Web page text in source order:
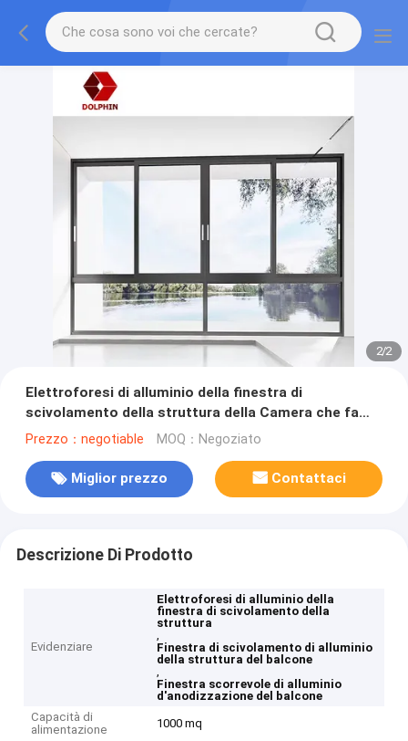
2/2
Elettroforesi di alluminio della finestra di
scivolamento della struttura della Camera che fa
scorrere la finestra del balcone
Prezzo：negotiable MOQ：Negoziato
Miglior prezzo Contattaci
Descrizione Di Prodotto
Evidenziare
Elettroforesi di alluminio della
finestra di scivolamento della
struttura
,
Finestra di scivolamento di alluminio
della struttura del balcone
,
Finestra scorrevole di alluminio
d'anodizzazione del balcone
Capacità di
alimentazione
1000 mq